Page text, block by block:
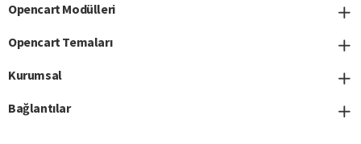
Opencart Modülleri
Opencart Temaları
Kurumsal
Bağlantılar